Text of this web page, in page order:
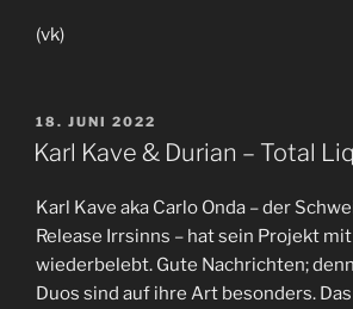
(vk)
VERÖFFENTLICHT
AM
18. JUNI 2022
Karl Kave & Durian – Total
Karl Kave aka Carlo Onda – der
Release Irrsinns – hat sein Projekt
wiederbelebt. Gute Nachrichten;
Duos sind auf ihre Art besonders.